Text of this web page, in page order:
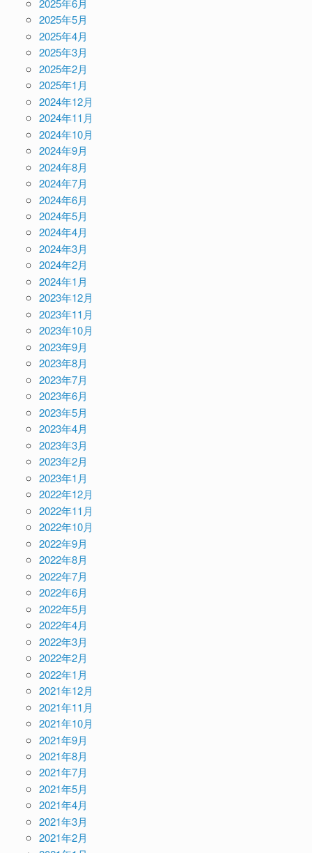
2025年6月
2025年5月
2025年4月
2025年3月
2025年2月
2025年1月
2024年12月
2024年11月
2024年10月
2024年9月
2024年8月
2024年7月
2024年6月
2024年5月
2024年4月
2024年3月
2024年2月
2024年1月
2023年12月
2023年11月
2023年10月
2023年9月
2023年8月
2023年7月
2023年6月
2023年5月
2023年4月
2023年3月
2023年2月
2023年1月
2022年12月
2022年11月
2022年10月
2022年9月
2022年8月
2022年7月
2022年6月
2022年5月
2022年4月
2022年3月
2022年2月
2022年1月
2021年12月
2021年11月
2021年10月
2021年9月
2021年8月
2021年7月
2021年5月
2021年4月
2021年3月
2021年2月